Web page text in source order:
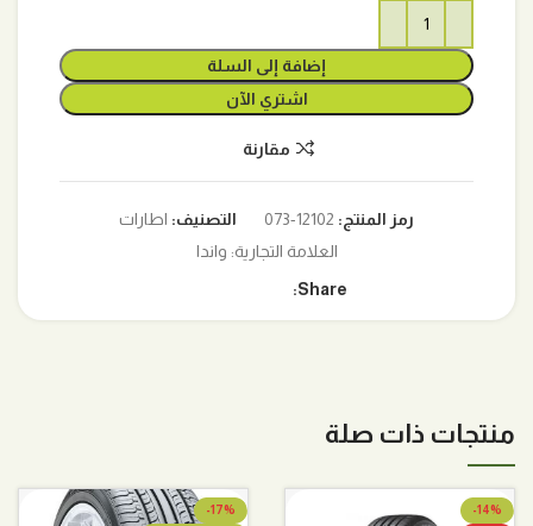
إضافة إلى السلة
اشتري الآن
مقارنة
رمز المنتج: 12102-073 التصنيف: اطارات
العلامة التجارية: واندا
Share:
منتجات ذات صلة
-14%
-17%